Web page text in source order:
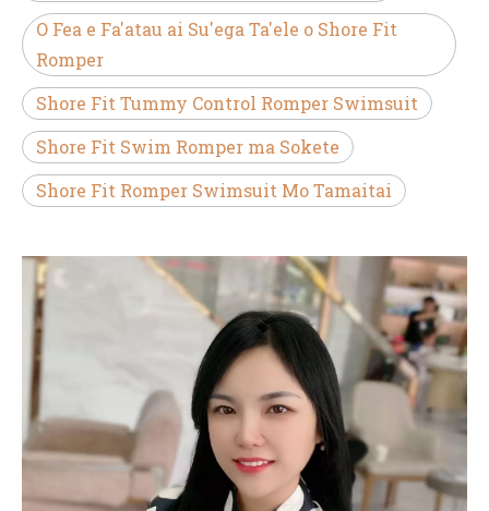
O Fea e Fa'atau ai Su'ega Ta'ele o Shore Fit
Romper
Shore Fit Tummy Control Romper Swimsuit
Shore Fit Swim Romper ma Sokete
Shore Fit Romper Swimsuit Mo Tamaitai